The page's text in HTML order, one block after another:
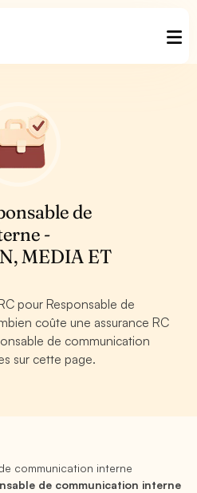
de
-
MEDIA ET
pour Responsable de
coûte une assurance RC
de communication
sur cette page.
communication interne
de communication interne